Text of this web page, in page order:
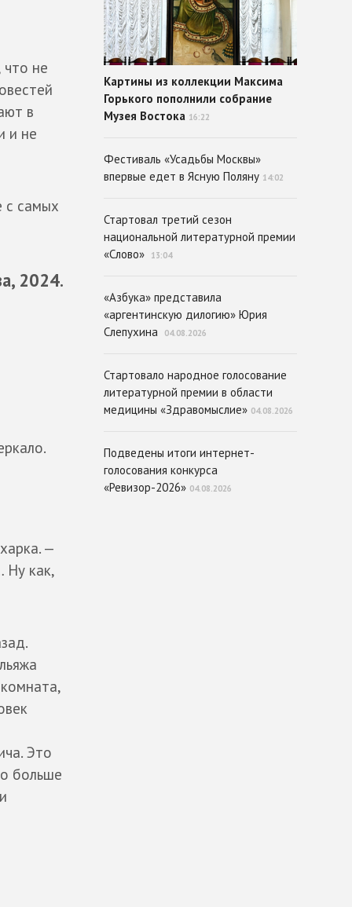
не
в
и не
с самых
2024.
—
Ну как,
Это
больше
Картины из коллекции Максима
Горького пополнили собрание
Музея Востока 16:22
Фестиваль «Усадьбы Москвы»
впервые едет в Ясную Поляну 14:02
Стартовал третий сезон
национальной литературной премии
«Слово»
13:04
«Азбука» представила
«аргентинскую дилогию» Юрия
Слепухина
04.08.2026
Стартовало народное голосование
литературной премии в области
медицины «Здравомыслие» 04.08.2026
Подведены итоги интернет-
голосования конкурса
«Ревизор-2026» 04.08.2026